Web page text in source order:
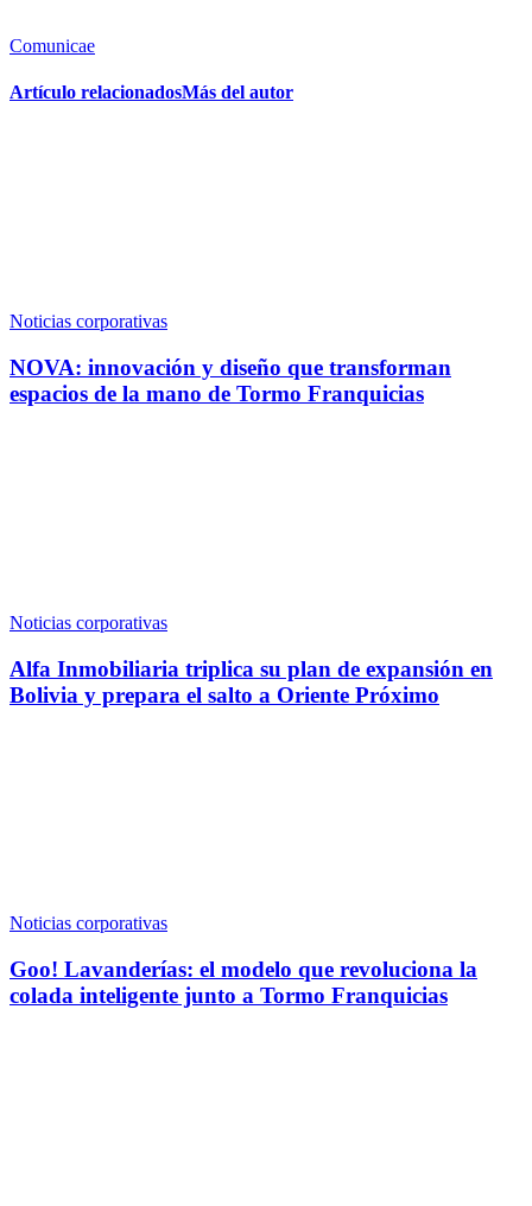
Comunicae
Artículo relacionadosMás del autor
Noticias corporativas
NOVA: innovación y diseño que transforman
espacios de la mano de Tormo Franquicias
Noticias corporativas
Alfa Inmobiliaria triplica su plan de expansión en
Bolivia y prepara el salto a Oriente Próximo
Noticias corporativas
Goo! Lavanderías: el modelo que revoluciona la
colada inteligente junto a Tormo Franquicias